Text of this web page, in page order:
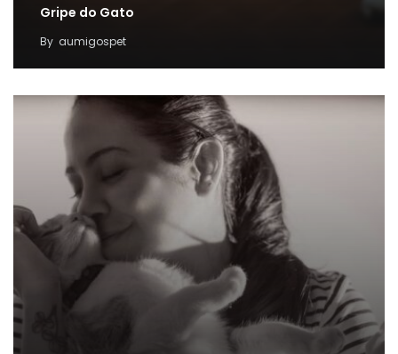
Gripe do Gato
By aumigospet